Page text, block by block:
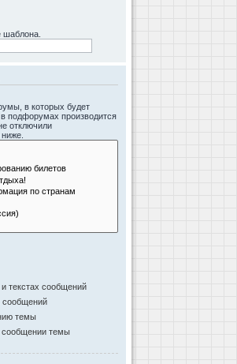
шаблона.
в которых будет
подфорумах производится
отключили
текстах сообщений
сообщений
темы
сообщении темы